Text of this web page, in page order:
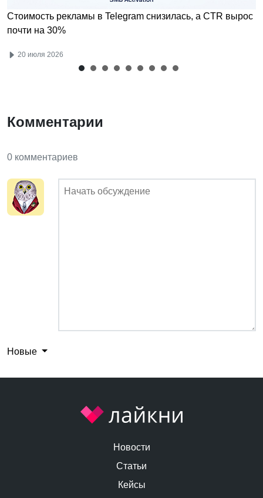
Стоимость рекламы в Telegram снизилась, а CTR вырос
почти на 30%
20 июля 2026
Комментарии
0 комментариев
Новые
Новости
Статьи
Кейсы